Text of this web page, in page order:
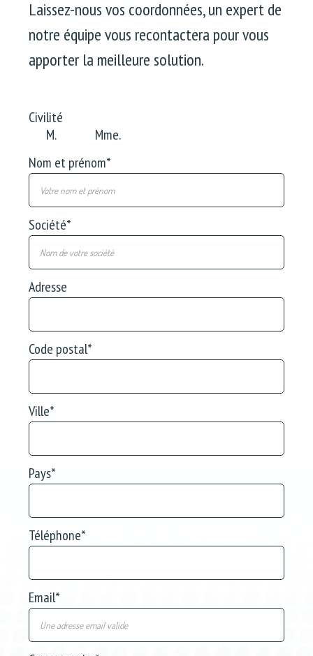
Laissez-nous vos coordonnées, un expert de
notre équipe vous recontactera pour vous
apporter la meilleure solution.
Civilité
M.
Mme.
Nom et prénom*
Société*
Adresse
Code postal*
Ville*
Pays*
Téléphone*
Email*